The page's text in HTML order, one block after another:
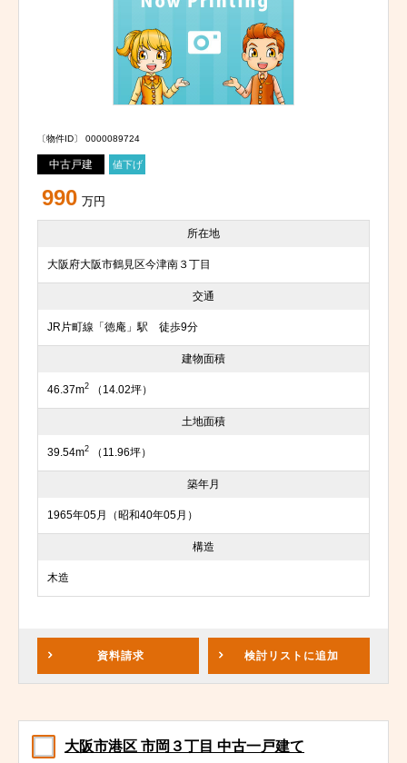
〔物件ID〕 0000089724
中古戸建 値下げ
990 万円
所在地
大阪府大阪市鶴見区今津南３丁目
交通
JR片町線「徳庵」駅 徒歩9分
建物面積
46.37m2 （14.02坪）
土地面積
39.54m2 （11.96坪）
築年月
1965年05月（昭和40年05月）
構造
木造
資料請求 検討リスト に追加
大阪市港区 市岡３丁目 中古一戸建て